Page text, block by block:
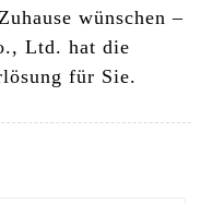
wünschen –
Ltd. hat die
für Sie.